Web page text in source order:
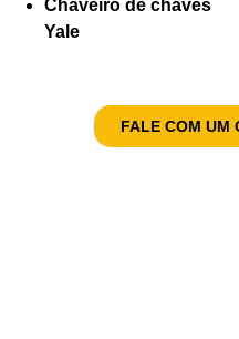
Chaveiro de chaves
Yale
FALE COM UM